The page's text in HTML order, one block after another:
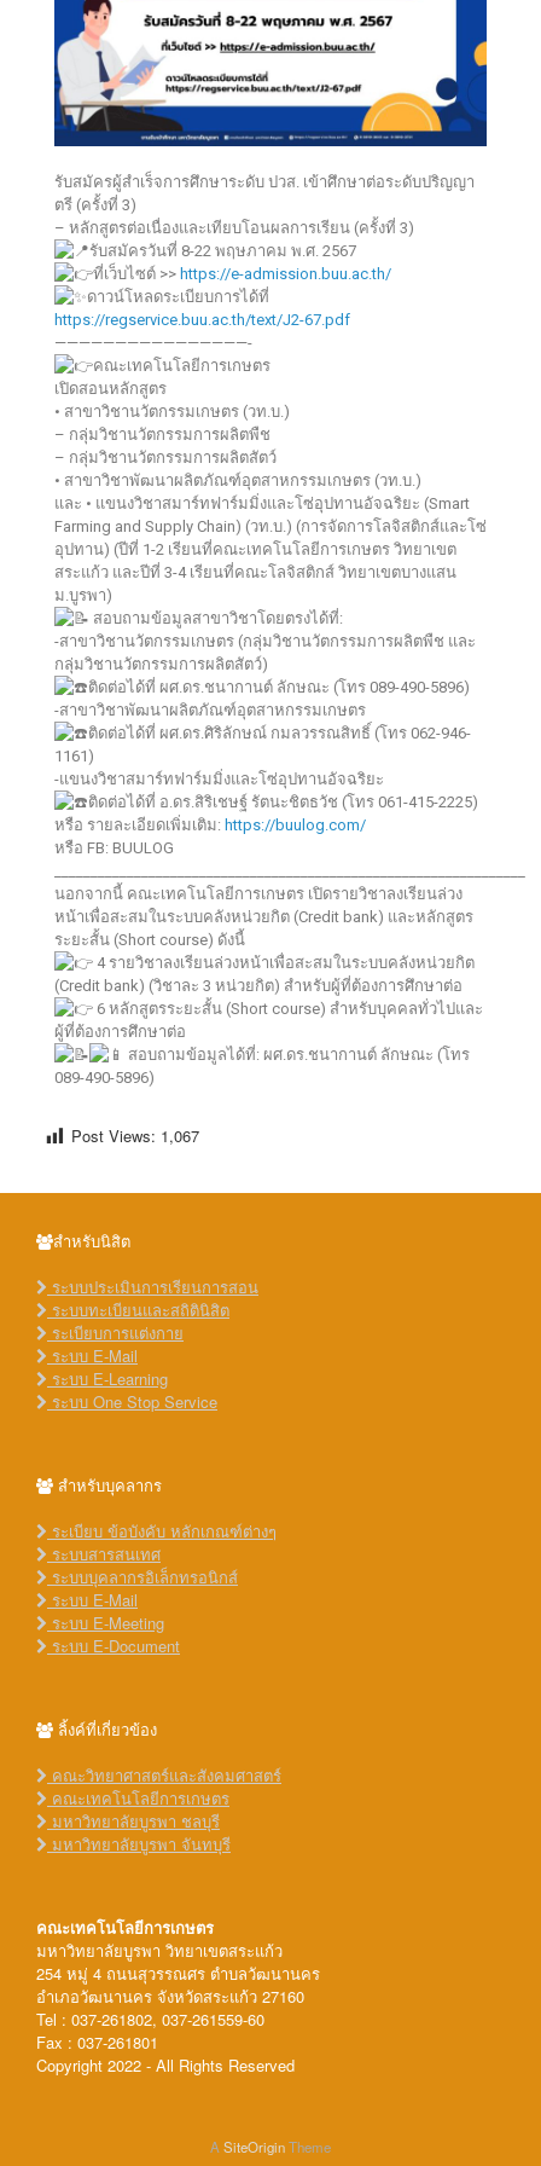
รับสมัครผู้สำเร็จการศึกษาระดับ ปวส. เข้าศึกษาต่อระดับปริญญา
ตรี (ครั้งที่ 3)
– หลักสูตรต่อเนื่องและเทียบโอนผลการเรียน (ครั้งที่ 3)
รับสมัครวันที่ 8-22 พฤษภาคม พ.ศ. 2567
ที่เว็บไซต์ >> https://e-admission.buu.ac.th/
ดาวน์โหลดระเบียบการได้ที่
https://regservice.buu.ac.th/text/J2-67.pdf
————————————————-
คณะเทคโนโลยีการเกษตร
เปิดสอนหลักสูตร
• สาขาวิชานวัตกรรมเกษตร (วท.บ.)
– กลุ่มวิชานวัตกรรมการผลิตพืช
– กลุ่มวิชานวัตกรรมการผลิตสัตว์
• สาขาวิชาพัฒนาผลิตภัณฑ์อุตสาหกรรมเกษตร (วท.บ.)
และ • แขนงวิชาสมาร์ทฟาร์มมิ่งและโซ่อุปทานอัจฉริยะ (Smart
Farming and Supply Chain) (วท.บ.) (การจัดการโลจิสติกส์และโซ่
อุปทาน) (ปีที่ 1-2 เรียนที่คณะเทคโนโลยีการเกษตร วิทยาเขต
สระแก้ว และปีที่ 3-4 เรียนที่คณะโลจิสติกส์ วิทยาเขตบางแสน
ม.บูรพา)
สอบถามข้อมูลสาขาวิชาโดยตรงได้ที่:
-สาขาวิชานวัตกรรมเกษตร (กลุ่มวิชานวัตกรรมการผลิตพืช และ
กลุ่มวิชานวัตกรรมการผลิตสัตว์)
ติดต่อได้ที่ ผศ.ดร.ชนากานต์ ลักษณะ (โทร 089-490-5896)
-สาขาวิชาพัฒนาผลิตภัณฑ์อุตสาหกรรมเกษตร
ติดต่อได้ที่ ผศ.ดร.ศิริลักษณ์ กมลวรรณสิทธิ์ (โทร 062-946-
1161)
-แขนงวิชาสมาร์ทฟาร์มมิ่งและโซ่อุปทานอัจฉริยะ
ติดต่อได้ที่ อ.ดร.สิริเชษฐ์ รัตนะชิตธวัช (โทร 061-415-2225)
หรือ รายละเอียดเพิ่มเติม: https://buulog.com/
หรือ FB: BUULOG
นอกจากนี้ คณะเทคโนโลยีการเกษตร เปิดรายวิชาลงเรียนล่วง
หน้าเพื่อสะสมในระบบคลังหน่วยกิต (Credit bank) และหลักสูตร
ระยะสั้น (Short course) ดังนี้
4 รายวิชาลงเรียนล่วงหน้าเพื่อสะสมในระบบคลังหน่วยกิต
(Credit bank) (วิชาละ 3 หน่วยกิต) สำหรับผู้ที่ต้องการศึกษาต่อ
6 หลักสูตรระยะสั้น (Short course) สำหรับบุคคลทั่วไปและ
ผู้ที่ต้องการศึกษาต่อ
สอบถามข้อมูลได้ที่: ผศ.ดร.ชนากานต์ ลักษณะ (โทร
089-490-5896)
Post Views: 1,067
สำหรับนิสิต
ระบบประเมินการเรียนการสอน
ระบบทะเบียนและสถิตินิสิต
ระเบียบการแต่งกาย
ระบบ E-Mail
ระบบ E-Learning
ระบบ One Stop Service
สำหรับบุคลากร
ระเบียบ ข้อบังคับ หลักเกณฑ์ต่างๆ
ระบบสารสนเทศ
ระบบบุคลากรอิเล็กทรอนิกส์
ระบบ E-Mail
ระบบ E-Meeting
ระบบ E-Document
ลิ้งค์ที่เกี่ยวข้อง
คณะวิทยาศาสตร์และสังคมศาสตร์
คณะเทคโนโลยีการเกษตร
มหาวิทยาลัยบูรพา ชลบุรี
มหาวิทยาลัยบูรพา จันทบุรี
คณะเทคโนโลยีการเกษตร
มหาวิทยาลัยบูรพา วิทยาเขตสระแก้ว
254 หมู่ 4 ถนนสุวรรณศร ตำบลวัฒนานคร
อำเภอวัฒนานคร จังหวัดสระแก้ว 27160
Tel : 037-261802, 037-261559-60
Fax : 037-261801
Copyright 2022 - All Rights Reserved
A SiteOriginTheme